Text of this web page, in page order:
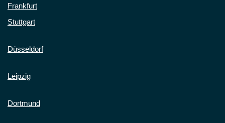
Frankfurt
Stuttgart
Düsseldorf
Leipzig
Dortmund